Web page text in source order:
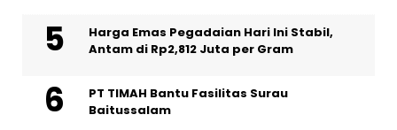
Harga Emas Pegadaian Hari Ini Stabil,
Antam di Rp2,812 Juta per Gram
PT TIMAH Bantu Fasilitas Surau
Baitussalam